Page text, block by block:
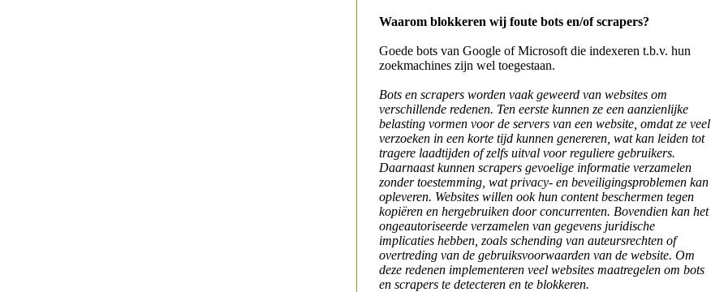
Waarom blokkeren wij foute bots en/of scrapers?
Goede bots van Google of Microsoft die indexeren t.b.v. hun
zoekmachines zijn wel toegestaan.
Bots en scrapers worden vaak geweerd van websites om
verschillende redenen. Ten eerste kunnen ze een aanzienlijke
belasting vormen voor de servers van een website, omdat ze veel
verzoeken in een korte tijd kunnen genereren, wat kan leiden tot
tragere laadtijden of zelfs uitval voor reguliere gebruikers.
Daarnaast kunnen scrapers gevoelige informatie verzamelen
zonder toestemming, wat privacy- en beveiligingsproblemen kan
opleveren. Websites willen ook hun content beschermen tegen
kopiëren en hergebruiken door concurrenten. Bovendien kan het
ongeautoriseerde verzamelen van gegevens juridische
implicaties hebben, zoals schending van auteursrechten of
overtreding van de gebruiksvoorwaarden van de website. Om
deze redenen implementeren veel websites maatregelen om bots
en scrapers te detecteren en te blokkeren.